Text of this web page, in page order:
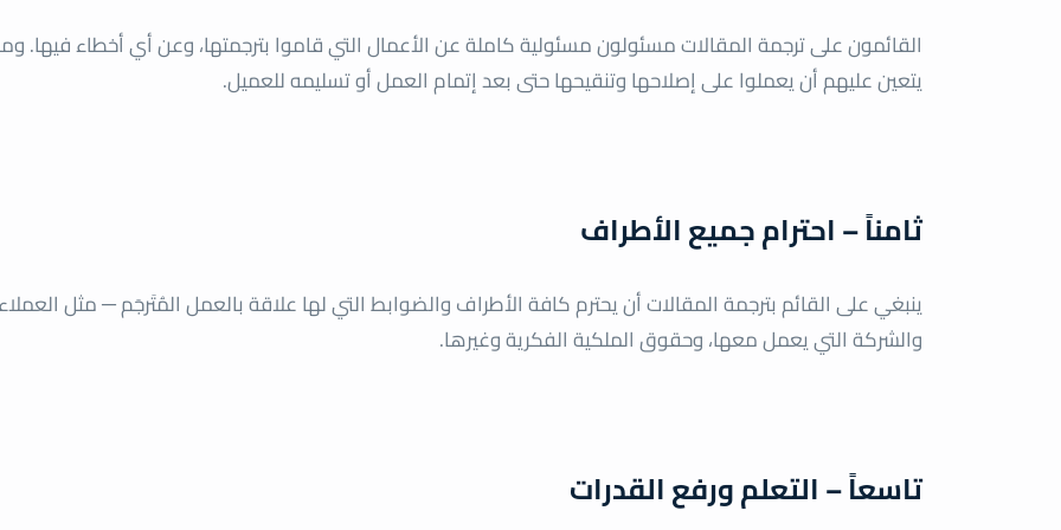
القائمون على ترجمة المقالات مسئولون مسئولية كاملة عن الأعمال التي قاموا بترجمتها، وعن أي أخطاء فيها.
يتعين عليهم أن يعملوا على إصلاحها وتنقيحها حتى بعد إتمام العمل أو تسليمه للعميل.
ثامناً – احترام جميع الأطراف
ينبغي على القائم بترجمة المقالات أن يحترم كافة الأطراف والضوابط التي لها علاقة بالعمل المُتَرجَم ─ مثل
والشركة التي يعمل معها، وحقوق الملكية الفكرية وغيرها.
تاسعاً – التعلم ورفع القدرات